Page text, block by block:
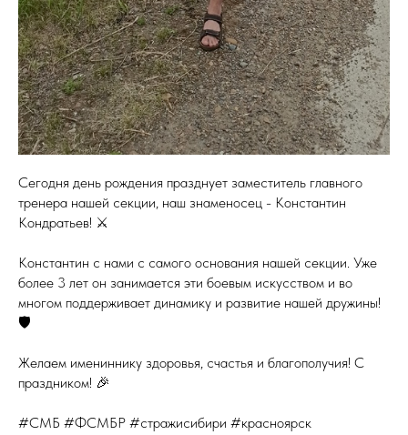
Сегодня день рождения празднует заместитель главного
тренера нашей секции, наш знаменосец - Константин
Кондратьев! ⚔️
Константин с нами с самого основания нашей секции. Уже
более 3 лет он занимается эти боевым искусством и во
многом поддерживает динамику и развитие нашей дружины!
🛡
Желаем имениннику здоровья, счастья и благополучия! С
праздником! 🎉
#СМБ #ФСМБР #стражисибири #красноярск